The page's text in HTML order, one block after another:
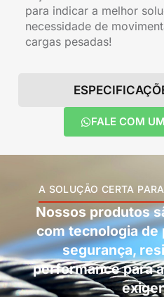
para indicar a melhor
necessidade de
cargas pesadas!
FALE COM
A SOLUÇÃO CERTA
Nossos produtos
com tecnologia de
segurança,
performance para